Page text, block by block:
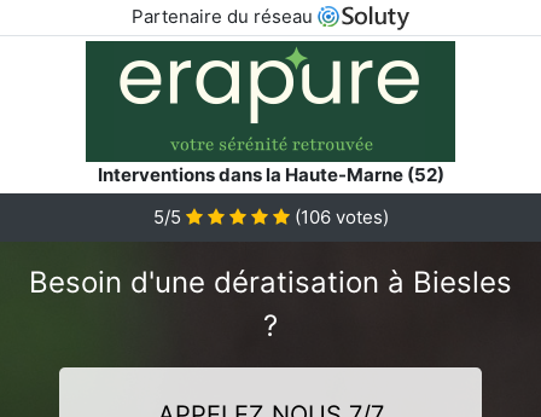
Partenaire du réseau
Interventions dans la Haute-Marne (52)
5/5 (106votes)
Besoin d'une dératisation à Biesles
?